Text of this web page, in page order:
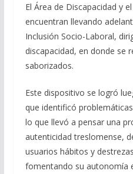
El Área de Discapacidad y
encuentran llevando
Inclusión Socio-Laboral,
discapacidad, en donde se
saborizados.
Este dispositivo se logró
que identificó
lo que llevó a pensar una
autenticidad treslomense,
usuarios hábitos y
fomentando su autonomía